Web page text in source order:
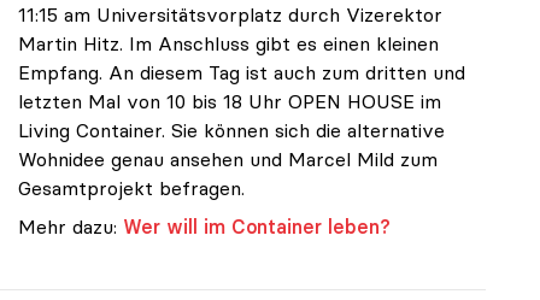
11:15 am Universitätsvorplatz durch Vizerektor
Martin Hitz. Im Anschluss gibt es einen kleinen
Empfang. An diesem Tag ist auch zum dritten und
letzten Mal von 10 bis 18 Uhr OPEN HOUSE im
Living Container. Sie können sich die alternative
Wohnidee genau ansehen und Marcel Mild zum
Gesamtprojekt befragen.
Mehr dazu: Wer will im Container leben?